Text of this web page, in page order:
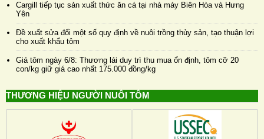
Cargill tiếp tục sản xuất thức ăn cá tại nhà máy Biên Hòa và Hưng
Yên
Đề xuất sửa đổi một số quy định về nuôi trồng thủy sản, tạo thuận lợi
cho xuất khẩu tôm
Giá tôm ngày 6/8: Thương lái duy trì thu mua ổn định, tôm cỡ 20
con/kg giữ giá cao nhất 175.000 đồng/kg
THƯƠNG HIỆU NGƯỜI NUÔI TÔM